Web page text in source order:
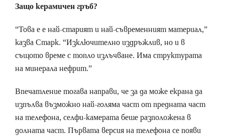
Защо керамичен гръб?
“Това е е най-старият и най-съвременният материал,”
казва Старк. “Изключително издръжлив, но и в
същото време с топло излъчване. Има структурата
на минерала нефрит.”
Впечатление тогава направи, че за да може екрана да
изпълва възможно най-голяма част от предната част
на телефона, селфи-камерата беше разположена в
долната част. Първата версия на телефона се появи